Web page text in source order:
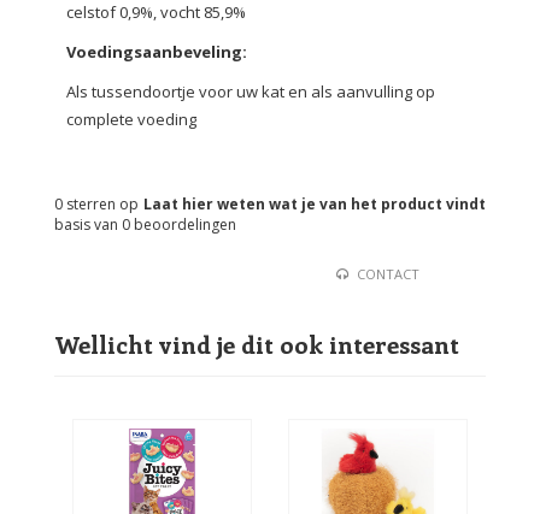
celstof 0,9%, vocht 85,9%
Voedingsaanbeveling:
Als tussendoortje voor uw kat en als aanvulling op
complete voeding
Laat hier weten wat je van het product vindt
0 sterren op
basis van 0 beoordelingen
CONTACT
Wellicht vind je dit ook interessant